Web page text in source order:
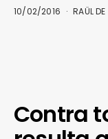
10/02/2016 RAÜL DE
Contra